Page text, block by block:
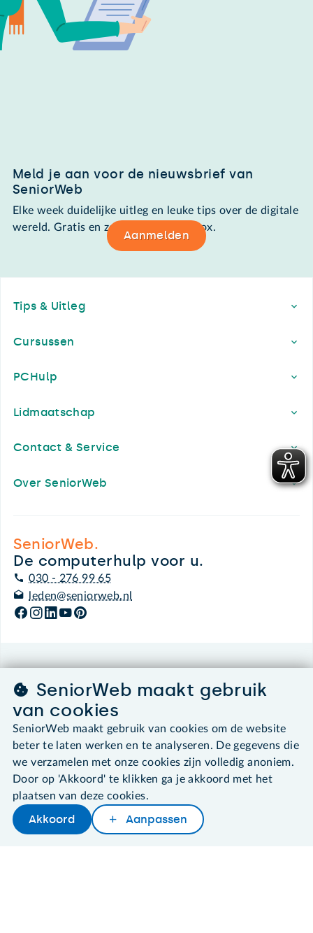
Later lezen Delen Woordenboek
Meld je aan voor de nieuwsbrief van
SeniorWeb
Elke week duidelijke uitleg en leuke tips over de digitale
wereld. Gratis en zomaar in de mailbox.
Aanmelden
Tips & Uitleg
Cursussen
PCHulp
Lidmaatschap
Contact & Service
Over SeniorWeb
SeniorWeb.
De computerhulp voor u.
030 - 276 99 65
leden@seniorweb.nl
Algemene voorwaarden
Cookies en cookie-instellingen
Privacybeleid
About SeniorWeb
SeniorWeb maakt gebruik
van cookies
SeniorWeb maakt gebruik van cookies om de website
beter te laten werken en te analyseren. De gegevens die
we verzamelen met onze cookies zijn volledig anoniem.
Door op 'Akkoord' te klikken ga je akkoord met het
plaatsen van deze cookies.
Akkoord Aanpassen